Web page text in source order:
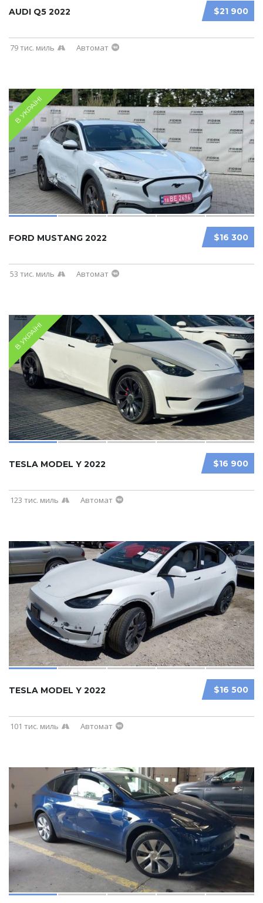
$21 900
AUDI Q5 2022
79 тис. миль Автомат
В УКРАЇНІ
$16 300
FORD MUSTANG 2022
53 тис. миль Автомат
В УКРАЇНІ
$16 900
TESLA MODEL Y 2022
123 тис. миль Автомат
$16 500
TESLA MODEL Y 2022
101 тис. миль Автомат